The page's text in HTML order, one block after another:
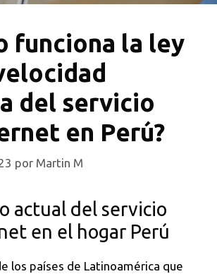
funciona la ley
del servicio
en Perú?
por Martin M
actual del servicio
en el hogar Perú
los países de Latinoamérica que